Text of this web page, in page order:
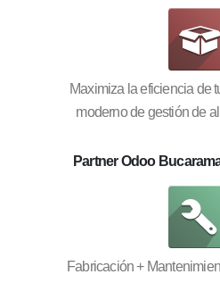
Maximiza la eficiencia de
moderno de gestión de
Partner Odoo
Fabricación +